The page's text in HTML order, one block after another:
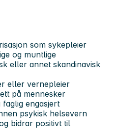
som sykepleier
og muntlige
eller annet skandinavisk
eller vernepleier
på mennesker
engasjert
psykisk helsevern
bidrar positivt til